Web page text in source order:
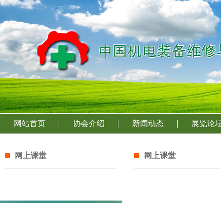
网站首页 协会介绍 新闻动态 展览论
网上课堂 网上课堂